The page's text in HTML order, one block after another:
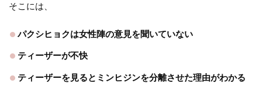
そこには、
パクシヒョクは女性陣の意見を聞いていない
ティーザーが不快
ティーザーを見るとミンヒジンを分離させた理由がわかる